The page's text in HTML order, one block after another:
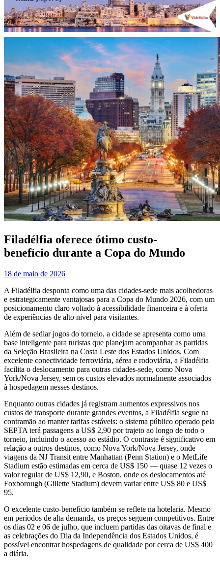
Filadélfia oferece ótimo custo-
benefício durante a Copa do Mundo
18 de maio de 2026
A Filadélfia desponta como uma das cidades-sede mais acolhedoras
e estrategicamente vantajosas para a Copa do Mundo 2026, com um
posicionamento claro voltado à acessibilidade financeira e à oferta
de experiências de alto nível para visitantes.
Além de sediar jogos do torneio, a cidade se apresenta como uma
base inteligente para turistas que planejam acompanhar as partidas
da Seleção Brasileira na Costa Leste dos Estados Unidos. Com
excelente conectividade ferroviária, aérea e rodoviária, a Filadélfia
facilita o deslocamento para outras cidades-sede, como Nova
York/Nova Jersey, sem os custos elevados normalmente associados
à hospedagem nesses destinos.
Enquanto outras cidades já registram aumentos expressivos nos
custos de transporte durante grandes eventos, a Filadélfia segue na
contramão ao manter tarifas estáveis: o sistema público operado pela
SEPTA terá passagens a US$ 2,90 por trajeto ao longo de todo o
torneio, incluindo o acesso ao estádio. O contraste é significativo em
relação a outros destinos, como Nova York/Nova Jersey, onde
viagens da NJ Transit entre Manhattan (Penn Station) e o MetLife
Stadium estão estimadas em cerca de US$ 150 — quase 12 vezes o
valor regular de US$ 12,90, e Boston, onde os deslocamentos até
Foxborough (Gillette Stadium) devem variar entre US$ 80 e US$
95.
O excelente custo-benefício também se reflete na hotelaria. Mesmo
em períodos de alta demanda, os preços seguem competitivos. Entre
os dias 02 e 06 de julho, que incluem partidas das oitavas de final e
as celebrações do Dia da Independência dos Estados Unidos, é
possível encontrar hospedagens de qualidade por cerca de US$ 400
a diária.